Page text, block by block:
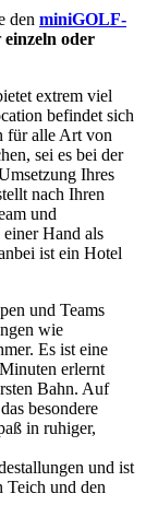
den miniGOLF-
einzeln oder
extrem viel
befindet sich
für alle Art von
sei es bei der
Ihres
nach Ihren
und
Hand als
ist ein Hotel
und Teams
wie
Es ist eine
erlernt
Bahn. Auf
besondere
in ruhiger,
und ist
Teich und den